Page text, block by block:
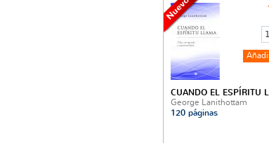
CUANDO EL ESPÍRITU
George Lanithottam
120 páginas